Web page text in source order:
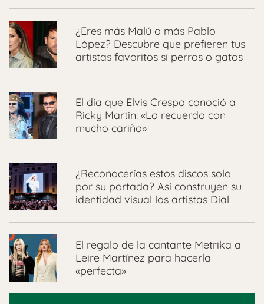
¿Eres más Malú o más Pablo
López? Descubre que prefieren tus
artistas favoritos si perros o gatos
El día que Elvis Crespo conoció a
Ricky Martin: «Lo recuerdo con
mucho cariño»
¿Reconocerías estos discos solo
por su portada? Así construyen su
identidad visual los artistas Dial
El regalo de la cantante Metrika a
Leire Martínez para hacerla
«perfecta»